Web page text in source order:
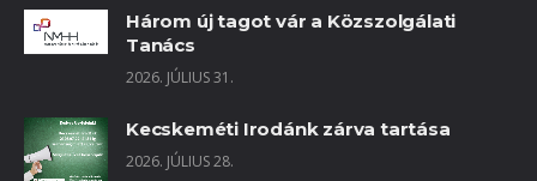
Három új tagot vár a Közszolgálati
Tanács
2026. JÚLIUS 31.
Kecskeméti Irodánk zárva tartása
2026. JÚLIUS 28.